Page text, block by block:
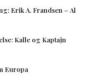
Erik A. Frandsen – Al
Kalle og Kaptajn
Europa